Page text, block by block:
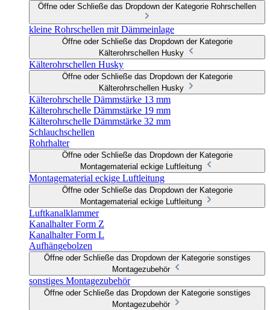
Öffne oder Schließe das Dropdown der Kategorie Rohrschellen
kleine Rohrschellen mit Dämmeinlage
Öffne oder Schließe das Dropdown der Kategorie
Kälterohrschellen Husky
Kälterohrschellen Husky
Öffne oder Schließe das Dropdown der Kategorie
Kälterohrschellen Husky
Kälterohrschelle Dämmstärke 13 mm
Kälterohrschelle Dämmstärke 19 mm
Kälterohrschelle Dämmstärke 32 mm
Schlauchschellen
Rohrhalter
Öffne oder Schließe das Dropdown der Kategorie
Montagematerial eckige Luftleitung
Montagematerial eckige Luftleitung
Öffne oder Schließe das Dropdown der Kategorie
Montagematerial eckige Luftleitung
Luftkanalklammer
Kanalhalter Form Z
Kanalhalter Form L
Aufhängebolzen
Öffne oder Schließe das Dropdown der Kategorie sonstiges
Montagezubehör
sonstiges Montagezubehör
Öffne oder Schließe das Dropdown der Kategorie sonstiges
Montagezubehör